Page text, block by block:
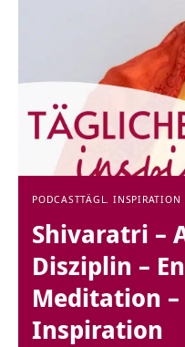
PODCASTTÄGL. INSPIRATION
Shivaratri –
Disziplin –
Meditation –
Inspiration